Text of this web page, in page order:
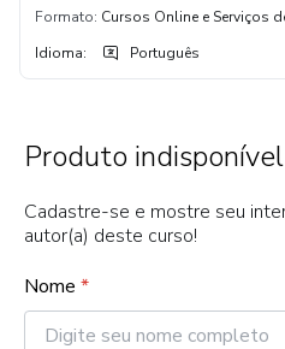
Formato: Cursos Online e Serviços
Idioma: Português
Produto indisponível
Cadastre-se e mostre seu
autor(a) deste curso!
Nome *